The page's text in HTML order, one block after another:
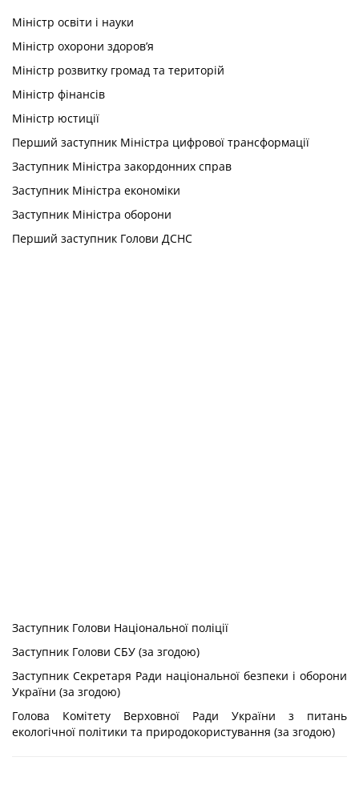
Міністр освіти і науки
Міністр охорони здоров’я
Міністр розвитку громад та територій
Міністр фінансів
Міністр юстиції
Перший заступник Міністра цифрової трансформації
Заступник Міністра закордонних справ
Заступник Міністра економіки
Заступник Міністра оборони
Перший заступник Голови ДСНС
Заступник Голови Національної поліції
Заступник Голови СБУ (за згодою)
Заступник Секретаря Ради національної безпеки і оборони
України (за згодою)
Голова Комітету Верховної Ради України з питань
екологічної політики та природокористування (за згодою)